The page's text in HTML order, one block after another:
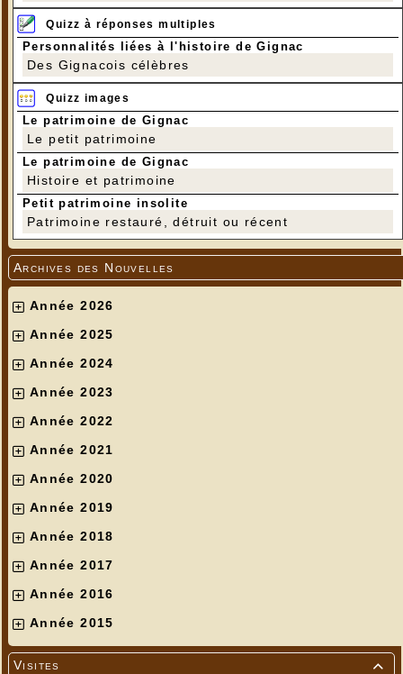
Quizz à réponses multiples
Personnalités liées à l'histoire de Gignac
Des Gignacois célèbres
Quizz images
Le patrimoine de Gignac
Le petit patrimoine
Le patrimoine de Gignac
Histoire et patrimoine
Petit patrimoine insolite
Patrimoine restauré, détruit ou récent
Archives des Nouvelles
Année 2026
Année 2025
Année 2024
Année 2023
Année 2022
Année 2021
Année 2020
Année 2019
Année 2018
Année 2017
Année 2016
Année 2015

Visites